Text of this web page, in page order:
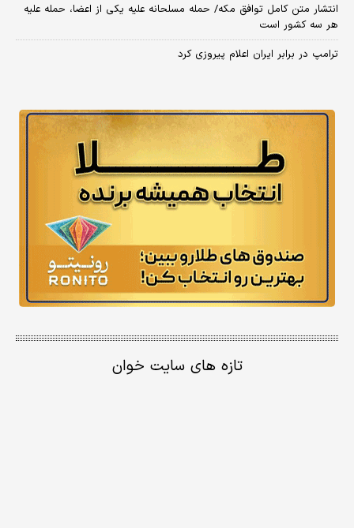
انتشار متن کامل توافق مکه/ حمله مسلحانه علیه یکی از اعضا، حمله علیه
هر سه کشور است
ترامپ در برابر ایران اعلام پیروزی کرد
تازه های سایت خوان